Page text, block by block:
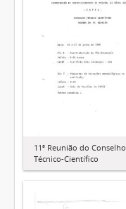
11ª Reunião do Conselho
Técnico-Científico